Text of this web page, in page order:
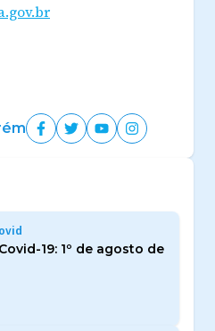
19: 1º de agosto de